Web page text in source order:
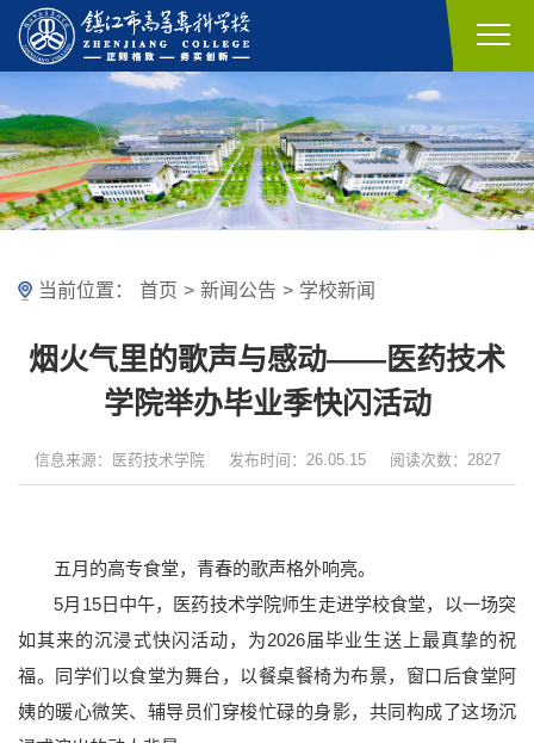
当前位置： 首页 > 新闻公告 > 学校新闻
烟火气里的歌声与感动——医药技术
学院举办毕业季快闪活动
信息来源：医药技术学院 发布时间：26.05.15 阅读次数：2827
五月的高专食堂，青春的歌声格外响亮。
5月15日中午，医药技术学院师生走进学校食堂，以一场突
如其来的沉浸式快闪活动，为2026届毕业生送上最真挚的祝
福。同学们以食堂为舞台，以餐桌餐椅为布景，窗口后食堂阿
姨的暖心微笑、辅导员们穿梭忙碌的身影，共同构成了这场沉